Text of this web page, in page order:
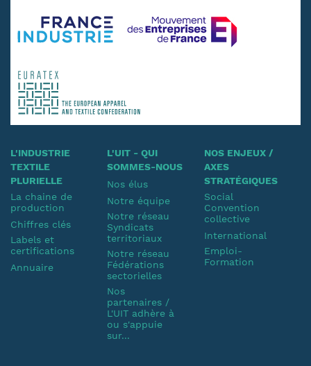
L'INDUSTRIE
TEXTILE
PLURIELLE
La chaine de
production
Chiffres clés
Labels et
certifications
Annuaire
L'UIT - QUI
SOMMES-NOUS
Nos élus
Notre équipe
Notre réseau
Syndicats
territoriaux
Notre réseau
Fédérations
sectorielles
Nos
partenaires /
L'UIT adhère à
ou s'appuie
sur...
NOS ENJEUX /
AXES
STRATÉGIQUES
Social
Convention
collective
International
Emploi-
Formation